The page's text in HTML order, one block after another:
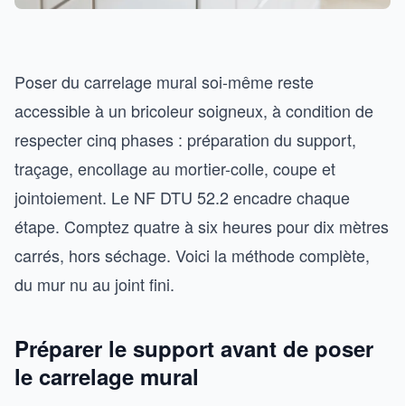
Poser du carrelage mural soi-même reste
accessible à un bricoleur soigneux, à condition de
respecter cinq phases : préparation du support,
traçage, encollage au mortier-colle, coupe et
jointoiement. Le NF DTU 52.2 encadre chaque
étape. Comptez quatre à six heures pour dix mètres
carrés, hors séchage. Voici la méthode complète,
du mur nu au joint fini.
Préparer le support avant de poser
le carrelage mural